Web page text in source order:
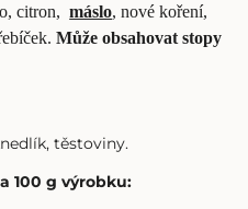
citron,máslo, nové koření,
Může obsahovat stopy
těstoviny.
100 g výrobku: